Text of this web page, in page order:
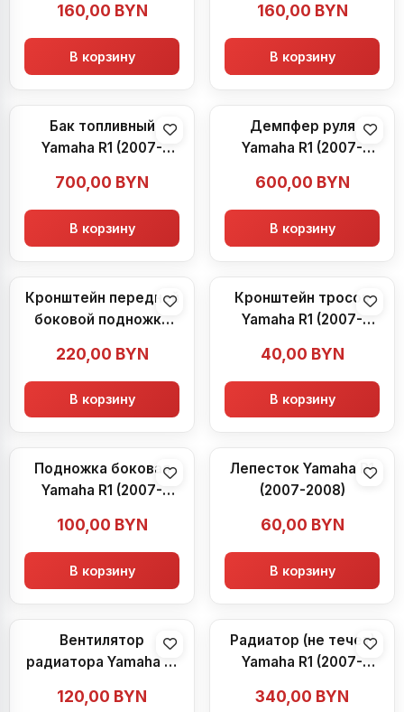
160,00 BYN
В корзину
160,00 BYN
В корзину
Бак топливный
Yamaha R1 (2007-
700,00 BYN
В корзину
Демпфер руля
Yamaha R1 (2007-
600,00 BYN
В корзину
Кронштейн передней
боковой подножки
2008)
220,00 BYN
В корзину
Кронштейн тросов
Yamaha R1 (2007-
40,00 BYN
В корзину
Подножка боковая
Yamaha R1 (2007-
(2007-2008)
100,00 BYN
В корзину
Лепесток Yamaha R1
(2007-2008)
60,00 BYN
В корзину
Вентилятор
радиатора Yamaha R1
120,00 BYN
Радиатор (не течет)
Yamaha R1 (2007-
340,00 BYN